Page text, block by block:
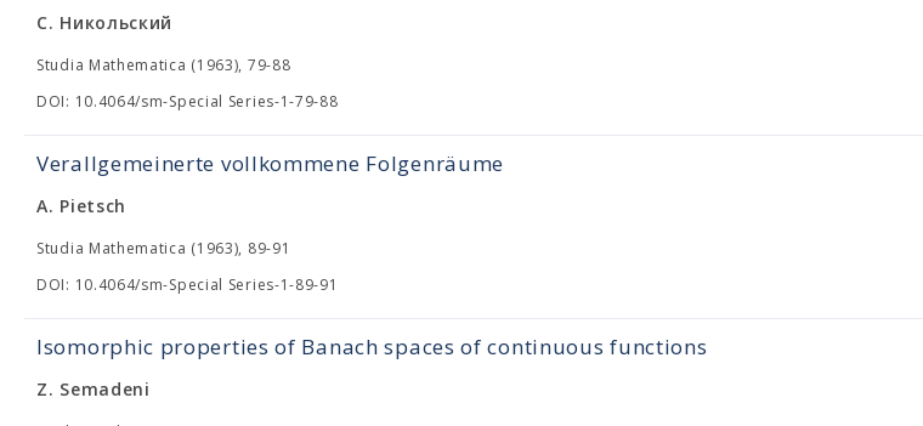
С. Никольский
Studia Mathematica (1963), 79-88
DOI: 10.4064/sm-Special Series-1-79-88
Verallgemeinerte vollkommene Folgenräume
A. Pietsch
Studia Mathematica (1963), 89-91
DOI: 10.4064/sm-Special Series-1-89-91
Isomorphic properties of Banach spaces of continuous functions
Z. Semadeni